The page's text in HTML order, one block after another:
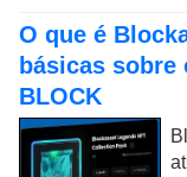
O que é
básicas
BLOCK